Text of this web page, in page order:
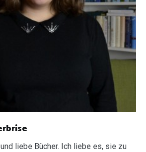
liebe Bücher. Ich liebe es, sie zu